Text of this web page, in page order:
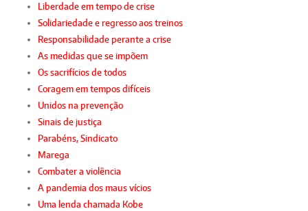
Liberdade em tempo de crise
Solidariedade e regresso aos treinos
Responsabilidade perante a crise
As medidas que se impõem
Os sacrifícios de todos
Coragem em tempos difíceis
Unidos na prevenção
Sinais de justiça
Parabéns, Sindicato
Marega
Combater a violência
A pandemia dos maus vícios
Uma lenda chamada Kobe